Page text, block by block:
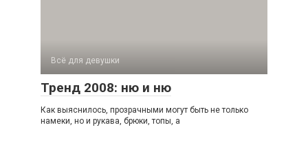
Всё для девушки
Тренд 2008: ню и ню
Как выяснилось, прозрачными могут быть не только
намеки, но и рукава, брюки, топы, а